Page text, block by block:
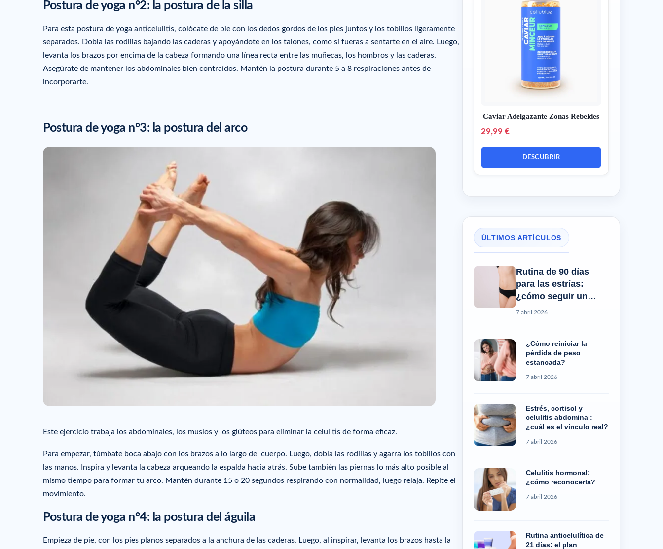
Postura de yoga n°2: la postura de la silla
Para esta postura de yoga anticelulitis, colócate de pie con los dedos gordos de los pies juntos y los tobillos ligeramente
separados. Dobla las rodillas bajando las caderas y apoyándote en los talones, como si fueras a sentarte en el aire. Luego,
levanta los brazos por encima de la cabeza formando una línea recta entre las muñecas, los hombros y las caderas.
Asegúrate de mantener los abdominales bien contraídos. Mantén la postura durante 5 a 8 respiraciones antes de
incorporarte.
Postura de yoga n°3: la postura del arco
Este ejercicio trabaja los abdominales, los muslos y los glúteos para eliminar la celulitis de forma eficaz.
Para empezar, túmbate boca abajo con los brazos a lo largo del cuerpo. Luego, dobla las rodillas y agarra los tobillos con
las manos. Inspira y levanta la cabeza arqueando la espalda hacia atrás. Sube también las piernas lo más alto posible al
mismo tiempo para formar tu arco. Mantén durante 15 o 20 segundos respirando con normalidad, luego relaja. Repite el
movimiento.
Postura de yoga n°4: la postura del águila
Empieza de pie, con los pies planos separados a la anchura de las caderas. Luego, al inspirar, levanta los brazos hasta la
Caviar Adelgazante Zonas Rebeldes
29,99 €
DESCUBRIR
ÚLTIMOS ARTÍCULOS
Rutina de 90 días
para las estrías:
¿cómo seguir un
progreso real?
7 abril 2026
¿Cómo reiniciar la
pérdida de peso
estancada?
7 abril 2026
Estrés, cortisol y
celulitis abdominal:
¿cuál es el vínculo real?
7 abril 2026
Celulitis hormonal:
¿cómo reconocerla?
7 abril 2026
Rutina anticelulítica de
21 días: el plan